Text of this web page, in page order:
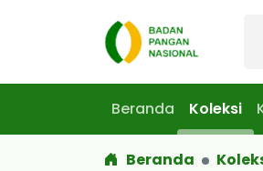
Beranda Koleksi
Beranda